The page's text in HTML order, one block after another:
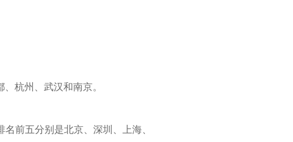
杭州、武汉和南京。
前五分别是北京、深圳、上海、